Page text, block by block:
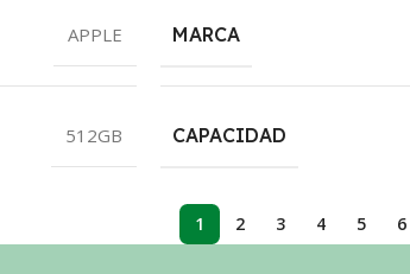
APPLE
512GB
MARCA
CAPACIDAD
1 2 3 4 5 6